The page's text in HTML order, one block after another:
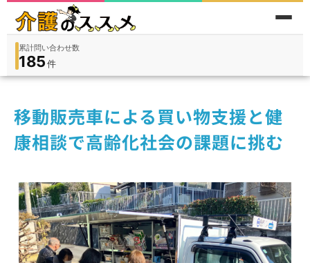
在宅 9,360
累計問い合わせ数
185件
移動販売車による買い物支援と健
康相談で高齢化社会の課題に挑む